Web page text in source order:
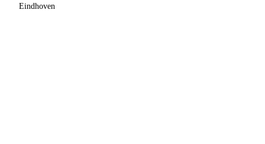
Eindhoven